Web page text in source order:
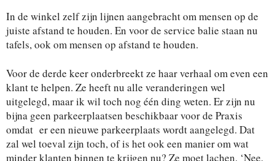
In de winkel zelf zijn lijnen aangebracht om mensen op de
juiste afstand te houden. En voor de service balie staan nu
tafels, ook om mensen op afstand te houden.
Voor de derde keer onderbreekt ze haar verhaal om even een
klant te helpen. Ze heeft nu alle veranderingen wel
uitgelegd, maar ik wil toch nog één ding weten. Er zijn nu
bijna geen parkeerplaatsen beschikbaar voor de Praxis
omdat er een nieuwe parkeerplaats wordt aangelegd. Dat
zal wel toeval zijn toch, of is het ook een manier om wat
minder klanten binnen te krijgen nu? Ze moet lachen. ‘Nee,